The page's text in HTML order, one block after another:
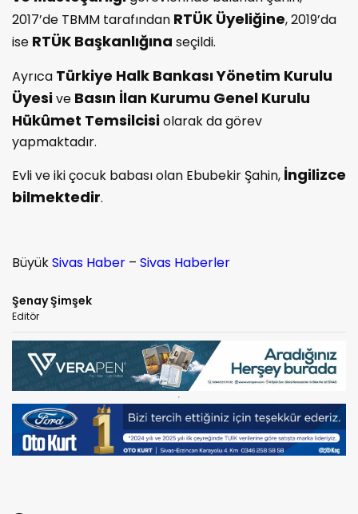
2017’de TBMM tarafından RTÜK Üyeliğine, 2019’da
ise RTÜK Başkanlığına seçildi.
Ayrıca Türkiye Halk Bankası Yönetim Kurulu
Üyesive Basın İlan Kurumu Genel Kurulu
Hükûmet Temsilcisiolarak da görev
yapmaktadır.
Evli ve iki çocuk babası olan Ebubekir Şahin, İngilizce
bilmektedir.
BüyükSivas Haber – Sivas Haberler
Şenay Şimşek
Editör